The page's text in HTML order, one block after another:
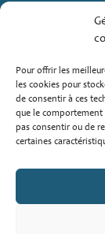
Pour offrir les
les cookies pour
de consentir à ces
que le comportement
pas consentir ou de
certaines
Élevage de
Nouvelle-
Mediavet : 126
D’URIAG
Liens